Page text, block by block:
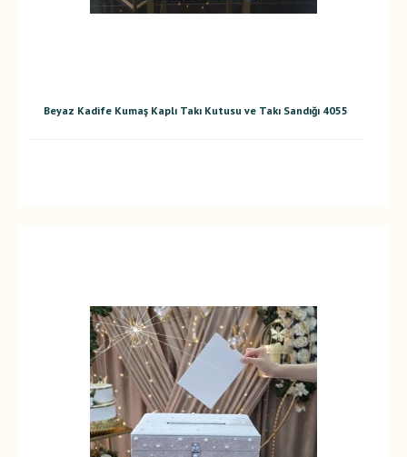
Beyaz Kadife Kumaş Kaplı Takı Kutusu ve Takı Sandığı 4055